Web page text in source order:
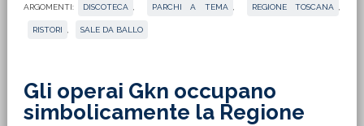
ARGOMENTI: DISCOTECA PARCHI A TEMA REGIONE TOSCANA
RISTORI SALE DA BALLO
Gli operai Gkn occupano
simbolicamente la Regione